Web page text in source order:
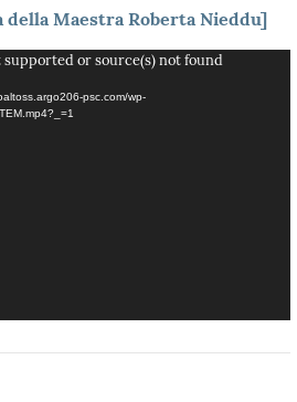
della Maestra Roberta Nieddu]
or source(s) not found
psc.com/wp-